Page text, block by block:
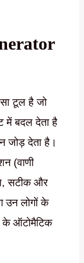
टूल है जो
में बदल देता है
जोड़ देता है।
(वाणी
सटीक और
उन लोगों के
के ऑटोमैटिक